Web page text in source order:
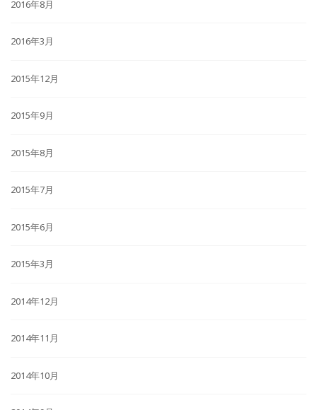
2016年8月
2016年3月
2015年12月
2015年9月
2015年8月
2015年7月
2015年6月
2015年3月
2014年12月
2014年11月
2014年10月